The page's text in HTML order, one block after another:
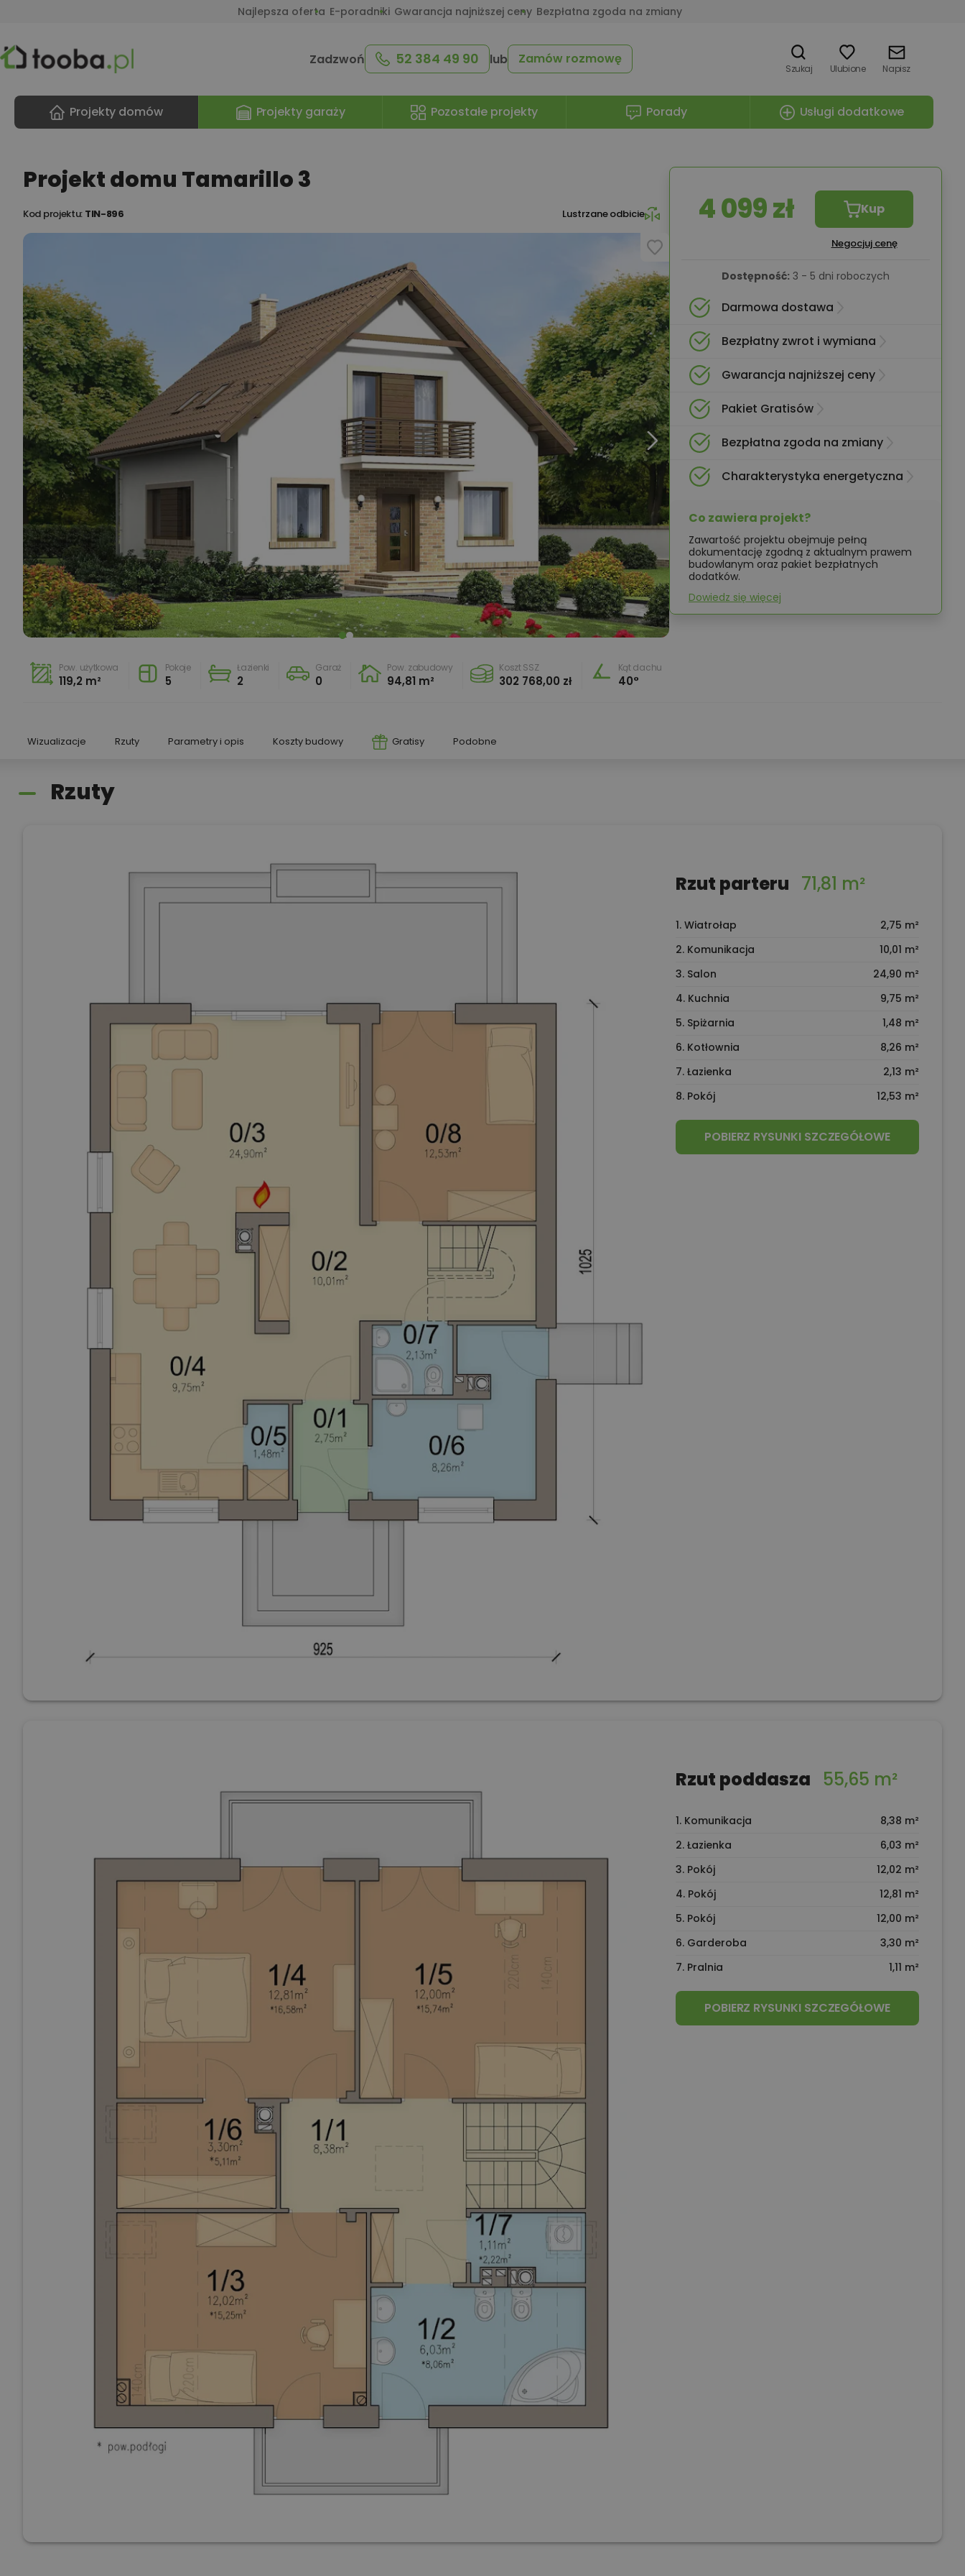
Najlepsza oferta E-poradniki Gwarancja najniższej ceny Bezpłatna zgoda na zmiany
Zadzwoń 52 384 49 90 lub Zamów rozmowę
Szukaj Ulubione Napisz
Projekty domów Projekty garaży Pozostałe projekty Porady Usługi dodatkowe
Projekt domu Tamarillo 3
Kod projektu: TIN-896 Lustrzane odbicie
Pow. użytkowa
119,2 m²
Pokoje
5
Łazienki
2
Garaż
0
Pow. zabudowy
94,81 m²
Koszt SSZ
302 768,00 zł
Kąt dachu
40°
4 099 zł Kup
Negocjuj cenę
Dostępność: 3 - 5 dni roboczych
Darmowa dostawa
Bezpłatny zwrot i wymiana
Gwarancja najniższej ceny
Pakiet Gratisów
Bezpłatna zgoda na zmiany
Charakterystyka energetyczna
Co zawiera projekt?
Zawartość projektu obejmuje pełną
dokumentację zgodną z aktualnym prawem
budowlanym oraz pakiet bezpłatnych
dodatków.
Dowiedz się więcej
Wizualizacje Rzuty Parametry i opis Koszty budowy Gratisy Podobne
Rzuty
Rzut parteru 71,81 m²
1. Wiatrołap
2,75 m²
2. Komunikacja
10,01 m²
3. Salon
24,90 m²
4. Kuchnia
9,75 m²
5. Spiżarnia
1,48 m²
6. Kotłownia
8,26 m²
7. Łazienka
2,13 m²
8. Pokój
12,53 m²
POBIERZ RYSUNKI SZCZEGÓŁOWE
Rzut poddasza 55,65 m²
1. Komunikacja
8,38 m²
2. Łazienka
6,03 m²
3. Pokój
12,02 m²
4. Pokój
12,81 m²
5. Pokój
12,00 m²
6. Garderoba
3,30 m²
7. Pralnia
1,11 m²
POBIERZ RYSUNKI SZCZEGÓŁOWE